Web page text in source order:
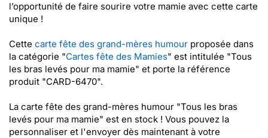
l’opportunité de faire sourire votre mamie avec cette carte
unique !
Cette carte fête des grand-mères humour proposée dans
la catégorie "Cartes fête des Mamies" est intitulée "Tous
les bras levés pour ma mamie" et porte la référence
produit "CARD-6470".
La carte fête des grand-mères humour "Tous les bras
levés pour ma mamie" est en stock ! Vous pouvez la
personnaliser et l'envoyer dès maintenant à votre